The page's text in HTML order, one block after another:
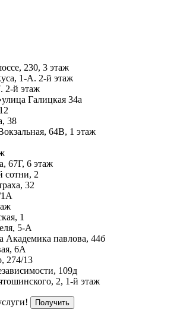
230, 3 этаж
1-А. 2-й этаж
2-й этаж
улица Галицкая 34а
38
64В, 1 этаж
67Г, 6 этаж
сотни, 2
32
1А
1
5-А
Академика павлова, 44б
6А
274/13
109д
2, 1-й этаж
Получить